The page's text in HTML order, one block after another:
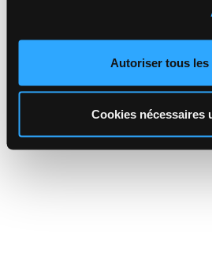
Autoriser tous les
Cookies nécessaires